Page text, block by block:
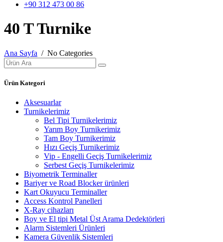
+90 312 473 00 86
40 T Turnike
Ana Sayfa / No Categories
Ürün Kategori
Aksesuarlar
Turnikelerimiz
Bel Tipi Turnikelerimiz
Yarım Boy Turnikerimiz
Tam Boy Turnikerimiz
Hızı Geçiş Turnikerimiz
Vip - Engelli Geçiş Turnikelerimiz
Serbest Geçiş Turnikelerimiz
Biyometrik Terminaller
Bariyer ve Road Blocker ürünleri
Kart Okuyucu Terminaller
Access Kontrol Panelleri
X-Ray cihazları
Boy ve El tipi Metal Üst Arama Dedektörleri
Alarm Sistemleri Ürünleri
Kamera Güvenlik Sistemleri